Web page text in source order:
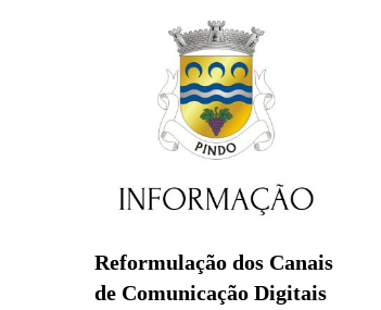
Reformulação dos Canais
de Comunicação Digitais